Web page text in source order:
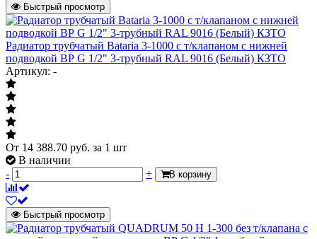
Сторона подключения
универсальная
Схема подключения к системе
отопления
подключение DV1
Подключение к системе отопления
Терморегулятор
Присоединение термостатического
элемента
гайка М30х1,5
Элемент термостатический
кронштейны -
Быстрый просмотр
Радиатор трубчатый Bataria 3-1000 с т/клапаном с нижней
подводкой ВР G 1/2" 3-трубный RAL 9016 (Белый) КЗТО
Артикул: -
От 14 388.70 руб. за 1 шт
В наличии
-
+ В корзину
Быстрый просмотр